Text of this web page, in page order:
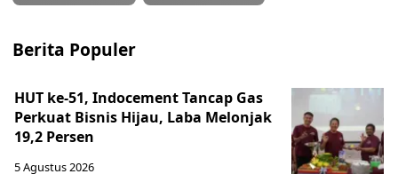
Berita Populer
HUT ke-51, Indocement Tancap Gas
Perkuat Bisnis Hijau, Laba Melonjak
19,2 Persen
5 Agustus 2026